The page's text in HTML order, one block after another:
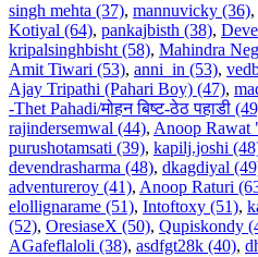
singh mehta (37), mannuvicky (36),
Kotiyal (64), pankajbisth (38),
kripalsinghbisht (58), Mahindra
Amit Tiwari (53), anni_in (53),
Ajay Tripathi (Pahari Boy) (47),
-Thet Pahadi/मोहन बिष्ट-ठेठ पहाडी
rajindersemwal (44), Anoop Rawat
purushotamsati (39), kapilj.joshi
devendrasharma (48), dkagdiyal
adventureroy (41), Anoop Raturi
elollignarame (51), Intoftoxy (51),
(52), OresiaseX (50), Qupiskondy
AGafeflaloli (38), asdfgt28k (40),